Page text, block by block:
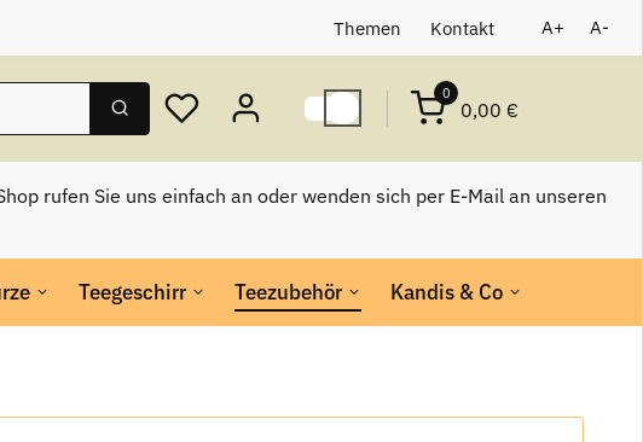
Themen Kontakt A+ A-
0
0,00 €
rufen Sie uns einfach an oder wenden sich per E-Mail an unseren
Teegeschirr Teezubehör Kandis & Co